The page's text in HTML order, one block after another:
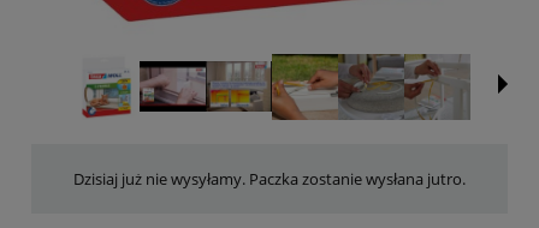
Dzisiaj już nie wysyłamy. Paczka zostanie wysłana jutro.